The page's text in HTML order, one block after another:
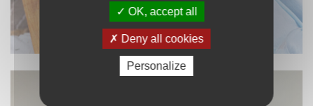
OK, accept all
Deny all cookies
Personalize